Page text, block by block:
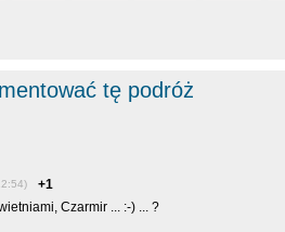
tę podróż
+1
Czarmir ... :-) ... ?